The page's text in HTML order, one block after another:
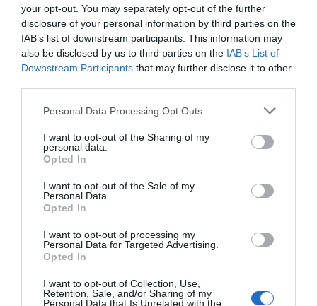
your opt-out. You may separately opt-out of the further
disclosure of your personal information by third parties on the
IAB’s list of downstream participants. This information may
also be disclosed by us to third parties on the IAB’s List of
Downstream Participants that may further disclose it to other
Please note that this website/app uses one or more Google
not limited to your visit or usage behaviour. You may click to
grant or deny consent to Google and its third-party tags to
use your data for below specified purposes in below Google
consent section.
Personal Data Processing Opt Outs
I want to opt-out of the Sharing of my
personal data.
Opted In
I want to opt-out of the Sale of my
Personal Data.
Opted In
I want to opt-out of processing my
Personal Data for Targeted Advertising.
Opted In
I want to opt-out of Collection, Use,
Retention, Sale, and/or Sharing of my
Personal Data that Is Unrelated with the
ΔΙΑΦΗΜΙΣΗ
πηγή στην Google
Ειδήσεις σήμερα